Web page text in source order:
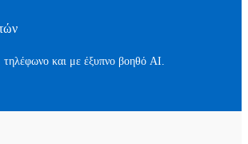
και με έξυπνο βοηθό AI.